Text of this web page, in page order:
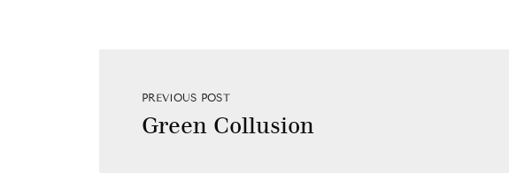
PREVIOUS POST
Green Collusion